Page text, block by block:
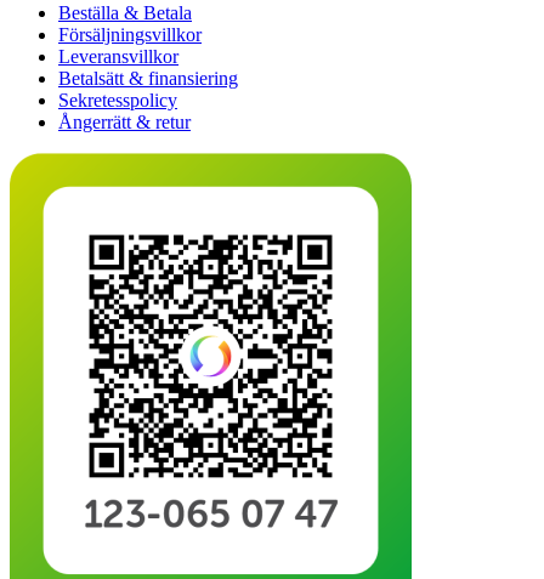
Beställa & Betala
Försäljningsvillkor
Leveransvillkor
Betalsätt & finansiering
Sekretesspolicy
Ångerrätt & retur